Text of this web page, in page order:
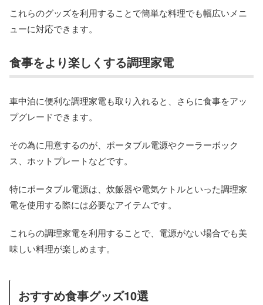
これらのグッズを利用することで簡単な料理でも幅広いメニ
ューに対応できます。
食事をより楽しくする調理家電
車中泊に便利な調理家電も取り入れると、さらに食事をアッ
プグレードできます。
その為に用意するのが、ポータブル電源やクーラーボック
ス、ホットプレートなどです。
特にポータブル電源は、炊飯器や電気ケトルといった調理家
電を使用する際には必要なアイテムです。
これらの調理家電を利用することで、電源がない場合でも美
味しい料理が楽しめます。
おすすめ食事グッズ10選